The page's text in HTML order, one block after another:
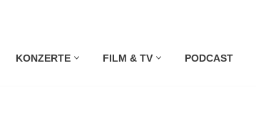
KONZERTE FILM & TV PODCAST